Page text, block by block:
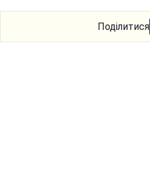
Поділитися